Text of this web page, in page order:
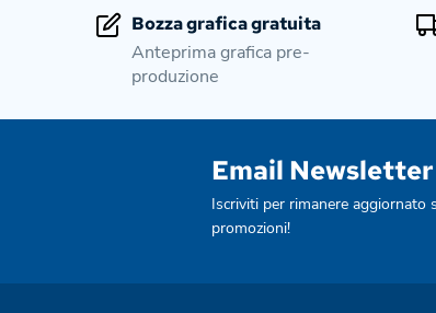
Bozza grafica gratuita
Anteprima grafica pre-
produzione
Email Newsletter
Iscriviti per rimanere aggiornato
promozioni!